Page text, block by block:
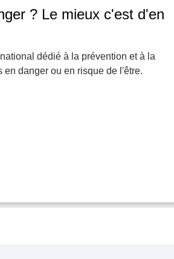
Pratique des
au quotidien pour le développement